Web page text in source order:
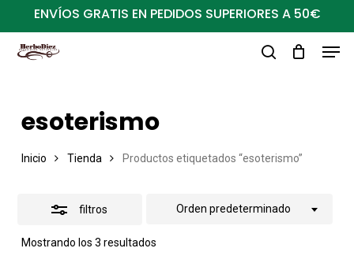
al
contenido
ENVÍOS GRATIS EN PEDIDOS SUPERIORES A 50€
esoterismo
Inicio Tienda Productos etiquetados “esoterismo”
filtros
Mostrando los 3 resultados
Orden predeterminado
Close
Filters
Close